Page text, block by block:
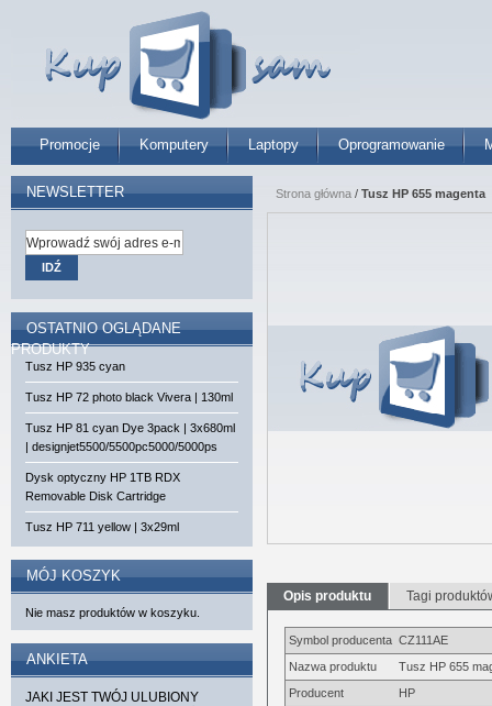
Promocje Komputery Laptopy Oprogramowanie
Strona główna / Tusz HP 655 magenta
Opis produktu Tagi
Symbol producenta CZ111AE
Nazwa produktu
Tusz HP 655
Producent
HP
NEWSLETTER
IDŹ
OSTATNIO OGLĄDANE
PRODUKTY
Tusz HP 935 cyan
Tusz HP 72 photo black Vivera | 130ml
Tusz HP 81 cyan Dye 3pack | 3x680ml
| designjet5500/5500pc5000/5000ps
Dysk optyczny HP 1TB RDX
Removable Disk Cartridge
Tusz HP 711 yellow | 3x29ml
MÓJ KOSZYK
Nie masz produktów w koszyku.
ANKIETA
JAKI JEST TWÓJ ULUBIONY